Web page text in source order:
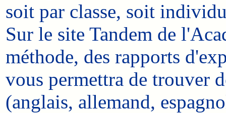
soit par classe, soit
Sur le site Tandem de
méthode, des rapports
vous permettra de trouver
(anglais, allemand,